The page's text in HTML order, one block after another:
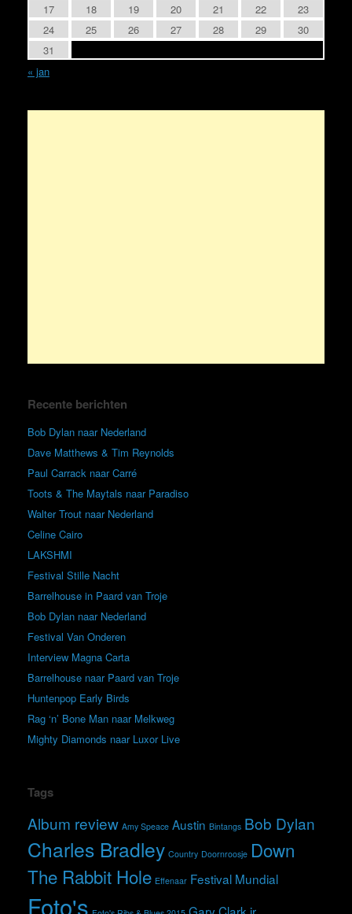
17
18 19 20 21 22
23
24
25 26 27 28 29
30
31
« jan
Recente berichten
Bob Dylan naar Nederland
Dave Matthews & Tim Reynolds
Paul Carrack naar Carré
Toots & The Maytals naar Paradiso
Walter Trout naar Nederland
Celine Cairo
LAKSHMI
Festival Stille Nacht
Barrelhouse in Paard van Troje
Bob Dylan naar Nederland
Festival Van Onderen
Interview Magna Carta
Barrelhouse naar Paard van Troje
Huntenpop Early Birds
Rag ‘n’ Bone Man naar Melkweg
Mighty Diamonds naar Luxor Live
Tags
Album review Amy Speace Austin Bintangs Bob Dylan
Charles Bradley Country Doornroosje Down
The Rabbit Hole Effenaar Festival Mundial
Foto's